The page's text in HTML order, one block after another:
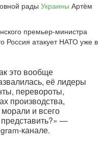
рады Украины Артём
премьер-министра
Россия атакует НАТО уже в
это вообще
её лидеры
перевороты,
производства,
и всего
представить?» —
канале.